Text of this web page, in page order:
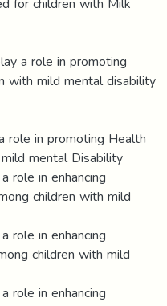
a role in promoting
with mild mental disability
role in promoting Health
mental Disability
role in enhancing
children with mild
role in enhancing
children with mild
role in enhancing